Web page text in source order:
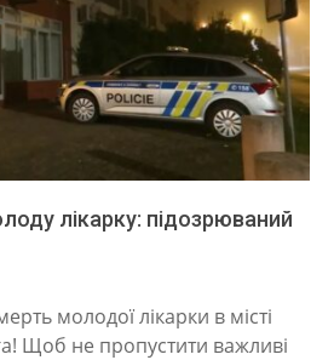
лікарку: підозрюваний
молодої лікарки в місті
Щоб не пропустити важливі